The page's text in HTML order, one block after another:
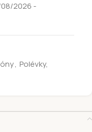
08/2026 -
, Polévky,